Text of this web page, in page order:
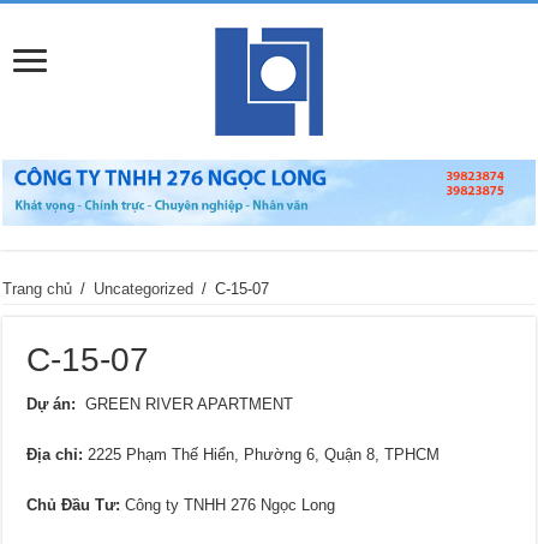
Trang chủ / Uncategorized / C-15-07
C-15-07
Dự án: GREEN RIVER APARTMENT
Địa chỉ: 2225 Phạm Thế Hiển, Phường 6, Quận 8, TPHCM
Chủ Đầu Tư: Công ty TNHH 276 Ngọc Long